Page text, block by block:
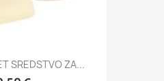
SREDSTVO ZA...